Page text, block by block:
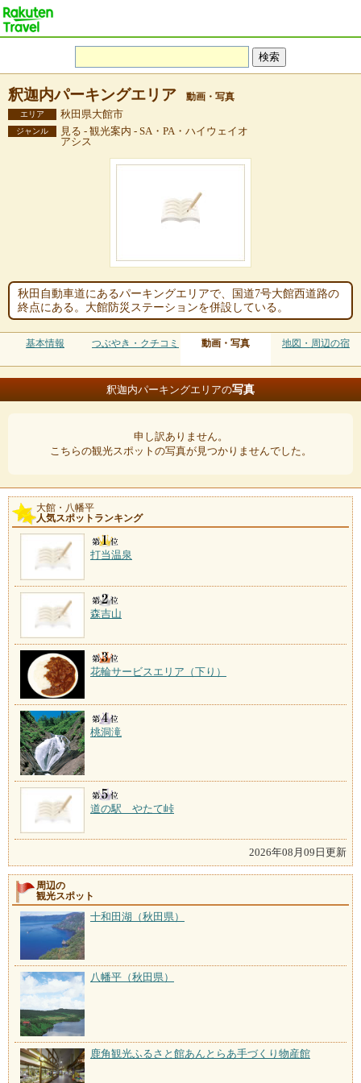
釈迦内パーキングエリア 動画・写真
エリア 秋田県大館市
ジャンル
見る - 観光案内 - SA・PA・ハイウェイオ
アシス
秋田自動車道にあるパーキングエリアで、国道7号大館西道路の
終点にある。大館防災ステーションを併設している。
基本情報 つぶやき・クチコミ 動画・写真 地図・周辺の宿
釈迦内パーキングエリアの写真
申し訳ありません。
こちらの観光スポットの写真が見つかりませんでした。
大館・八幡平
人気スポットランキング
打当温泉
森吉山
花輪サービスエリア（下り）
桃洞滝
道の駅 やたて峠
2026年08月09日更新
周辺の
観光スポット
十和田湖（秋田県）
八幡平（秋田県）
鹿角観光ふるさと館あんとらあ手づくり物産館